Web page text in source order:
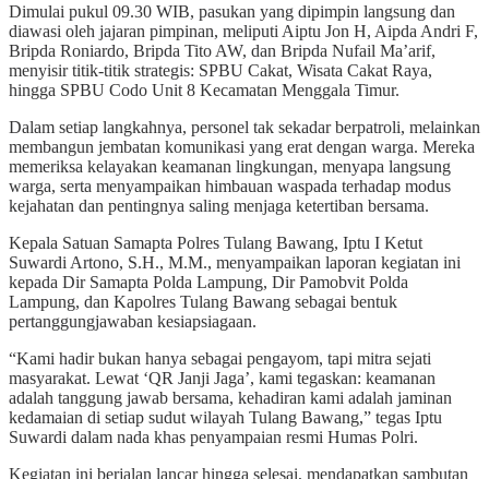
Dimulai pukul 09.30 WIB, pasukan yang dipimpin langsung dan
diawasi oleh jajaran pimpinan, meliputi Aiptu Jon H, Aipda Andri F,
Bripda Roniardo, Bripda Tito AW, dan Bripda Nufail Ma’arif,
menyisir titik-titik strategis: SPBU Cakat, Wisata Cakat Raya,
hingga SPBU Codo Unit 8 Kecamatan Menggala Timur.
Dalam setiap langkahnya, personel tak sekadar berpatroli, melainkan
membangun jembatan komunikasi yang erat dengan warga. Mereka
memeriksa kelayakan keamanan lingkungan, menyapa langsung
warga, serta menyampaikan himbauan waspada terhadap modus
kejahatan dan pentingnya saling menjaga ketertiban bersama.
Kepala Satuan Samapta Polres Tulang Bawang, Iptu I Ketut
Suwardi Artono, S.H., M.M., menyampaikan laporan kegiatan ini
kepada Dir Samapta Polda Lampung, Dir Pamobvit Polda
Lampung, dan Kapolres Tulang Bawang sebagai bentuk
pertanggungjawaban kesiapsiagaan.
“Kami hadir bukan hanya sebagai pengayom, tapi mitra sejati
masyarakat. Lewat ‘QR Janji Jaga’, kami tegaskan: keamanan
adalah tanggung jawab bersama, kehadiran kami adalah jaminan
kedamaian di setiap sudut wilayah Tulang Bawang,” tegas Iptu
Suwardi dalam nada khas penyampaian resmi Humas Polri.
Kegiatan ini berjalan lancar hingga selesai, mendapatkan sambutan